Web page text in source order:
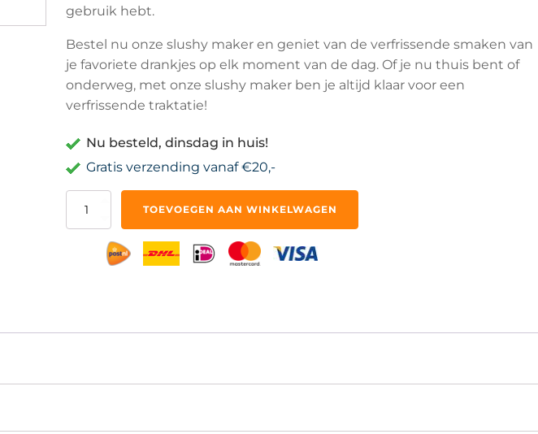
gebruik hebt.
Bestel nu onze slushy maker en geniet van de verfrissende smaken van
je favoriete drankjes op elk moment van de dag. Of je nu thuis bent of
onderweg, met onze slushy maker ben je altijd klaar voor een
verfrissende traktatie!
Nu besteld, dinsdag in huis!
Gratis verzending vanaf €20,-
Slushy
IJscrusher
TOEVOEGEN AAN WINKELWAGEN